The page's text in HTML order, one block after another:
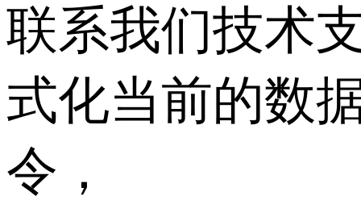
联系我们技术
式化当前的数
令，